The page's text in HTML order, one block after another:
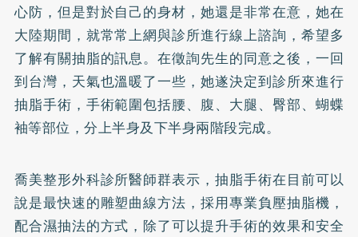
心防，但是對於自己的身材，她還是非常在意，她在
大陸期間，就常常上網與診所進行線上諮詢，希望多
了解有關抽脂的訊息。在徵詢先生的同意之後，一回
到台灣，天氣也溫暖了一些，她遂決定到診所來進行
抽脂手術，手術範圍包括腰、腹、大腿、臀部、蝴蝶
袖等部位，分上半身及下半身兩階段完成。
喬美整形外科診所醫師群表示，抽脂手術在目前可以
說是最快速的雕塑曲線方法，採用專業負壓抽脂機，
配合濕抽法的方式，除了可以提升手術的效果和安全